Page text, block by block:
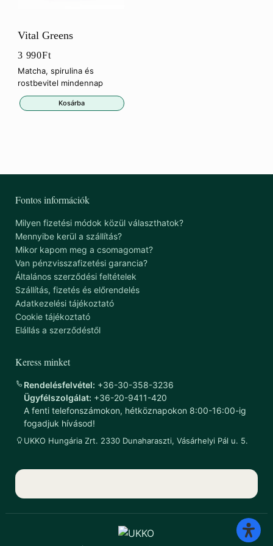
Vital Greens
3 990Ft
Matcha, spirulina és
rostbevitel mindennap
Kosárba
Fontos információk
Milyen fizetési módok közül választhatok?
Mennyibe kerül a szállítás?
Mikor kapom meg a csomagomat?
Van pénzvisszafizetési garancia?
Általános szerződési feltételek
Szállítás, fizetés és előrendelés
Adatkezelési tájékoztató
Cookie tájékoztató
Elállás a szerződéstől
Keress minket
Rendelésfelvétel: +36-30-358-3236
Ügyfélszolgálat: +36-20-9411-420
A fenti telefonszámokon, hétköznapokon 8:00-16:00-ig
fogadjuk hívásod!
UKKO Hungária Zrt. 2330 Dunaharaszti, Vásárhelyi Pál u. 5.